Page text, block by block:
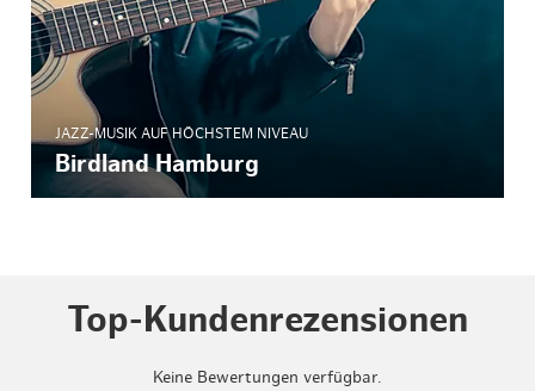
JAZZ-MUSIK AUF HÖCHSTEM NIVEAU
Birdland Hamburg
Top-Kundenrezensionen
Keine Bewertungen verfügbar.